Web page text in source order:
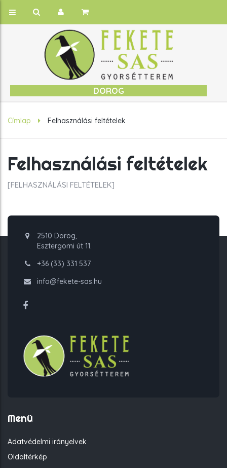
DOROG
Címlap Felhasználási feltételek
Felhasználási feltételek
[FELHASZNÁLÁSI FELTÉTELEK]
2510 Dorog,
Esztergomi út 11.
+36 (33) 331 537
info@fekete-sas.hu
Menü
Adatvédelmi irányelvek
Oldaltérkép